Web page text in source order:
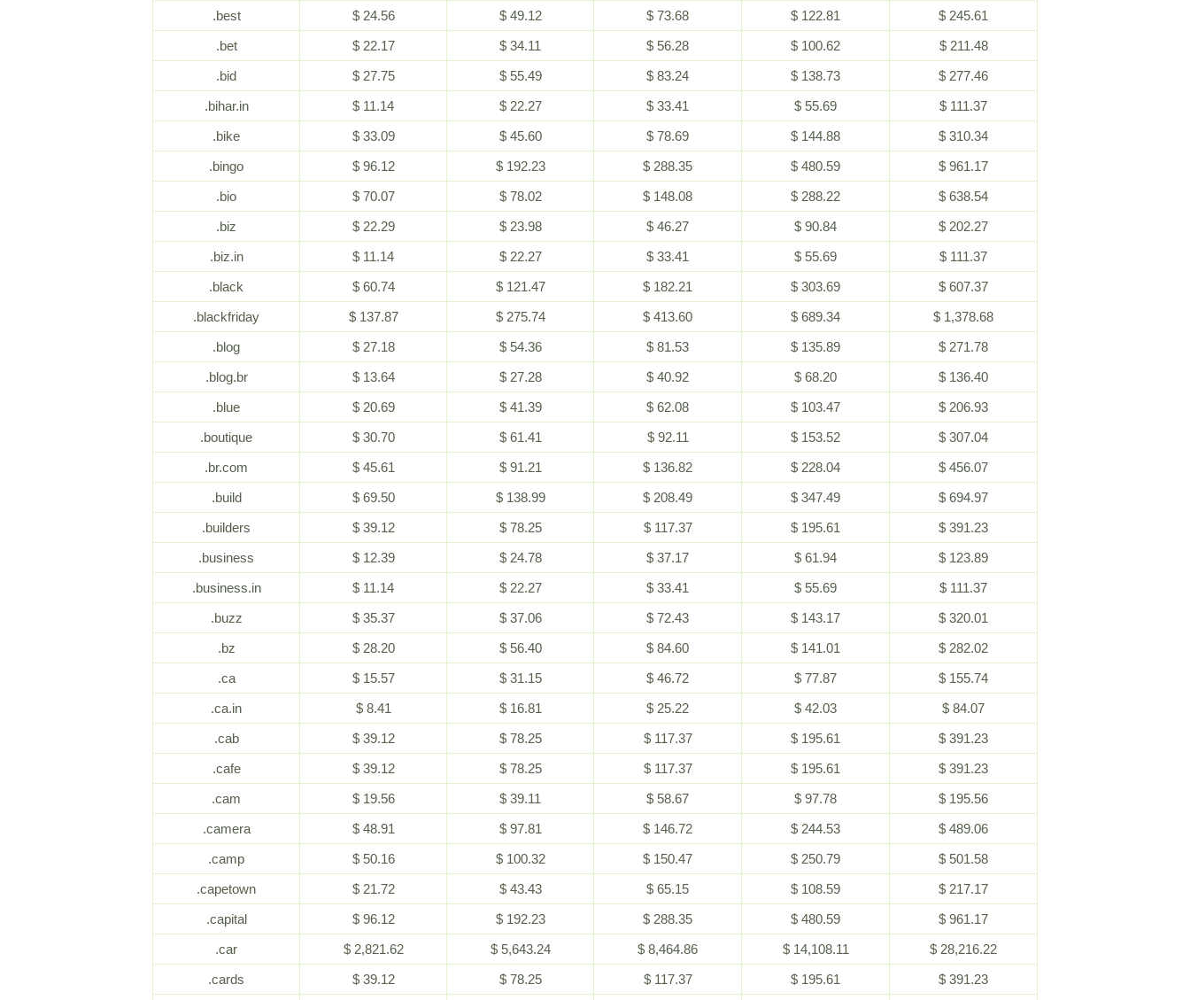
.best
$ 24.56 $ 49.12 $ 73.68 $ 122.81
$ 245.61
.bet
$ 22.17 $ 34.11 $ 56.28 $ 100.62
$ 211.48
.bid
$ 27.75 $ 55.49 $ 83.24 $ 138.73
$ 277.46
.bihar.in
$ 11.14 $ 22.27 $ 33.41 $ 55.69
$ 111.37
.bike
$ 33.09 $ 45.60 $ 78.69 $ 144.88
$ 310.34
.bingo
$ 96.12 $ 192.23 $ 288.35 $ 480.59
$ 961.17
.bio
$ 70.07 $ 78.02 $ 148.08 $ 288.22
$ 638.54
.biz
$ 22.29 $ 23.98 $ 46.27 $ 90.84
$ 202.27
.biz.in
$ 11.14 $ 22.27 $ 33.41 $ 55.69
$ 111.37
.black
$ 60.74 $ 121.47 $ 182.21 $ 303.69
$ 607.37
.blackfriday
$ 137.87 $ 275.74 $ 413.60 $ 689.34
$ 1,378.68
.blog
$ 27.18 $ 54.36 $ 81.53 $ 135.89
$ 271.78
.blog.br
$ 13.64 $ 27.28 $ 40.92 $ 68.20
$ 136.40
.blue
$ 20.69 $ 41.39 $ 62.08 $ 103.47
$ 206.93
.boutique
$ 30.70 $ 61.41 $ 92.11 $ 153.52
$ 307.04
.br.com
$ 45.61 $ 91.21 $ 136.82 $ 228.04
$ 456.07
.build
$ 69.50 $ 138.99 $ 208.49 $ 347.49
$ 694.97
.builders
$ 39.12 $ 78.25 $ 117.37 $ 195.61
$ 391.23
.business
$ 12.39 $ 24.78 $ 37.17 $ 61.94
$ 123.89
.business.in
$ 11.14 $ 22.27 $ 33.41 $ 55.69
$ 111.37
.buzz
$ 35.37 $ 37.06 $ 72.43 $ 143.17
$ 320.01
.bz
$ 28.20 $ 56.40 $ 84.60 $ 141.01
$ 282.02
.ca
$ 15.57 $ 31.15 $ 46.72 $ 77.87
$ 155.74
.ca.in
$ 8.41 $ 16.81 $ 25.22 $ 42.03
$ 84.07
.cab
$ 39.12 $ 78.25 $ 117.37 $ 195.61
$ 391.23
.cafe
$ 39.12 $ 78.25 $ 117.37 $ 195.61
$ 391.23
.cam
$ 19.56 $ 39.11 $ 58.67 $ 97.78
$ 195.56
.camera
$ 48.91 $ 97.81 $ 146.72 $ 244.53
$ 489.06
.camp
$ 50.16 $ 100.32 $ 150.47 $ 250.79
$ 501.58
.capetown
$ 21.72 $ 43.43 $ 65.15 $ 108.59
$ 217.17
.capital
$ 96.12 $ 192.23 $ 288.35 $ 480.59
$ 961.17
.car
$ 2,821.62 $ 5,643.24 $ 8,464.86 $ 14,108.11
$ 28,216.22
.cards
$ 39.12 $ 78.25 $ 117.37 $ 195.61
$ 391.23